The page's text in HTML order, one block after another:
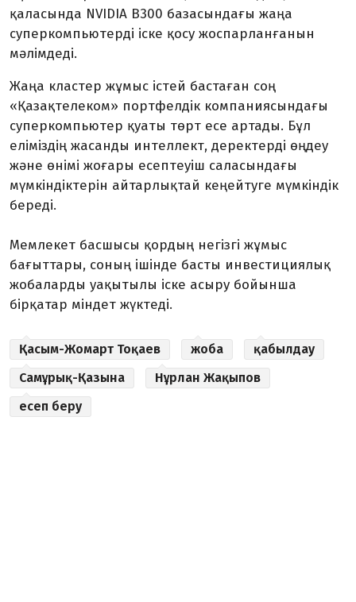
қаласында NVIDIA B300 базасындағы жаңа
суперкомпьютерді іске қосу жоспарланғанын
мәлімдеді.
Жаңа кластер жұмыс істей бастаған соң
«Қазақтелеком» портфелдік компаниясындағы
суперкомпьютер қуаты төрт есе артады. Бұл
еліміздің жасанды интеллект, деректерді өңдеу
және өнімі жоғары есептеуіш саласындағы
мүмкіндіктерін айтарлықтай кеңейтуге мүмкіндік
береді.
Мемлекет басшысы қордың негізгі жұмыс
бағыттары, соның ішінде басты инвестициялық
жобаларды уақытылы іске асыру бойынша
бірқатар міндет жүктеді.
Қасым-Жомарт Тоқаев жоба
қабылдау
Самұрық-Қазына
Нұрлан Жақыпов
есеп беру